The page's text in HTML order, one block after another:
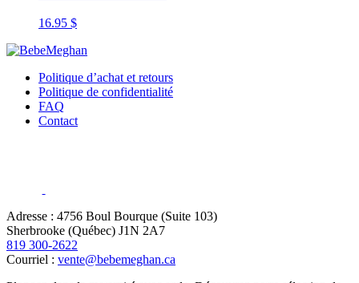
16.95 $
Politique d’achat et retours
Politique de confidentialité
FAQ
Contact
Adresse : 4756 Boul Bourque (Suite 103)
Sherbrooke (Québec) J1N 2A7
819 300-2622
Courriel : vente@bebemeghan.ca